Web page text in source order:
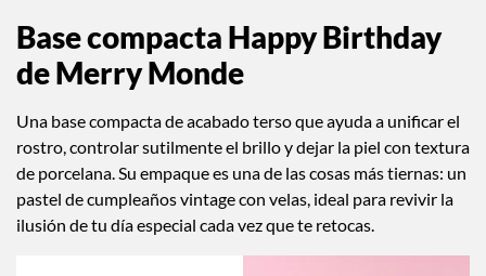
Base compacta Happy Birthday
de Merry Monde
Una base compacta de acabado terso que ayuda a unificar el
rostro, controlar sutilmente el brillo y dejar la piel con textura
de porcelana. Su empaque es una de las cosas más tiernas: un
pastel de cumpleaños vintage con velas, ideal para revivir la
ilusión de tu día especial cada vez que te retocas.